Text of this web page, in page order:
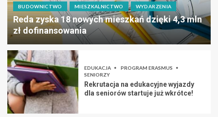
BUDOWNICTWO MIESZKALNICTWO WYDARZENIA
Reda zyska 18 nowych mieszkań dzięki 4,3 mln
zł dofinansowania
EDUKACJA
PROGRAM ERASMUS
SENIORZY
Rekrutacja na edukacyjne wyjazdy
dla seniorów startuje już wkrótce!